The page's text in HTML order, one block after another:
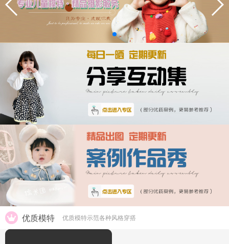
优质模特 优质模特示范各种风格穿搭